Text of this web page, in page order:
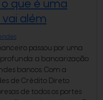
que é uma
vai além
passou por uma
a bancarização
bancos. Com a
de Crédito Direto
de todos os portes